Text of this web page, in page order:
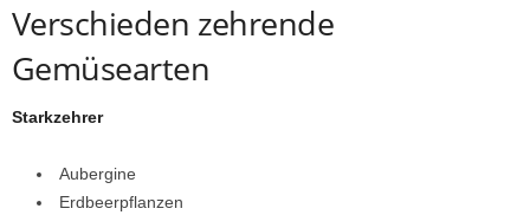
Verschieden zehrende
Gemüsearten
Starkzehrer
Aubergine
Erdbeerpflanzen